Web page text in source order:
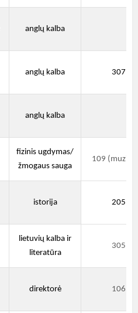
anglų kalba
anglų kalba 307
anglų kalba
fizinis ugdymas/
žmogaus sauga
109
istorija 205
lietuvių kalba ir
literatūra
305
direktorė 106